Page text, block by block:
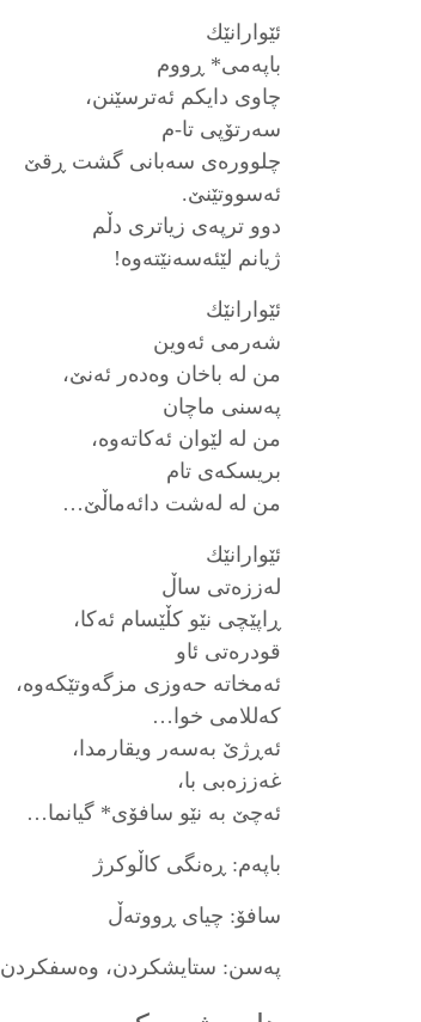
ئێوارانێك
باپه‌می* ڕووم
چاوی دایكم ئه‌ترسێنن،
سه‌رتۆپی تا-م
چلووره‌ی سه‌بانی گشت ڕقێ
ئه‌سووتێنێ.
دوو ترپه‌ی زیاتری دڵم
ژیانم لێئه‌سه‌نێته‌وه‌!
ئێوارانێك
شه‌رمی ئه‌وین
من له‌ باخان وه‌ده‌ر ئه‌نێ،
په‌سنی ماچان
من له‌ لێوان ئه‌كاته‌وه‌،
بریسكه‌ی تام
من له‌ له‌شت دائه‌ماڵێ…
ئێوارانێك
له‌ززه‌تی ساڵ
ڕاپێچی نێو كڵێسام ئه‌كا،
قودره‌تی ئاو
ئه‌مخاته‌ حه‌وزی مزگه‌وتێكه‌وه‌،
كه‌للامی خوا…
ئه‌ڕژێ به‌سه‌ر ویقارمدا،
غه‌ززه‌بی با،
ئه‌چێ به‌ نێو سافۆی* گیانما…
باپه‌م: ڕه‌نگی كاڵوكرژ
سافۆ: چیای ڕووتەڵ
پەسن: ستایشکردن، وەسفکردن